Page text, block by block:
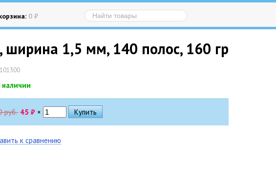
0 ₽
1,5 мм, 140 полос, 160 гр
наличии
руб. 45 ₽ ×
к сравнению